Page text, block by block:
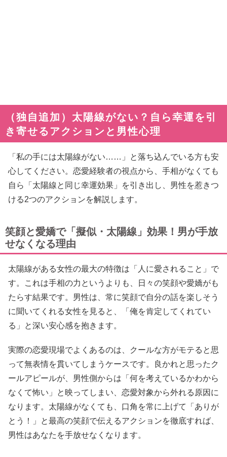
（独自追加）太陽線がない？自ら幸運を引
き寄せるアクションと男性心理
「私の手には太陽線がない……」と落ち込んでいる方も安
心してください。恋愛経験者の視点から、手相がなくても
自ら「太陽線と同じ幸運効果」を引き出し、男性を惹きつ
ける2つのアクションを解説します。
笑顔と愛嬌で「擬似・太陽線」効果！男が手放
せなくなる理由
太陽線がある女性の最大の特徴は「人に愛されること」で
す。これは手相の力というよりも、日々の笑顔や愛嬌がも
たらす結果です。男性は、常に笑顔で自分の話を楽しそう
に聞いてくれる女性を見ると、「俺を肯定してくれてい
る」と深い安心感を抱きます。
実際の恋愛現場でよくあるのは、クールな方がモテると思
って無表情を貫いてしまうケースです。良かれと思ったク
ールアピールが、男性側からは「何を考えているかわから
なくて怖い」と映ってしまい、恋愛対象から外れる原因に
なります。太陽線がなくても、口角を常に上げて「ありが
とう！」と最高の笑顔で伝えるアクションを徹底すれば、
男性はあなたを手放せなくなります。